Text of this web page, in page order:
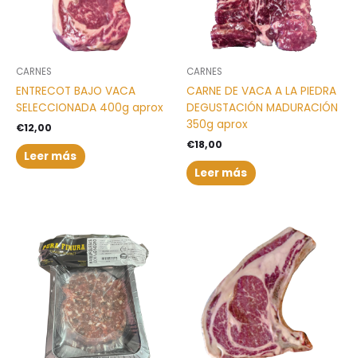
CARNES
ENTRECOT BAJO VACA
SELECCIONADA 400g aprox
€12,00
Leer más
CARNES
CARNE DE VACA A LA PIEDRA
DEGUSTACIÓN MADURACIÓN
350g aprox
€18,00
Leer más